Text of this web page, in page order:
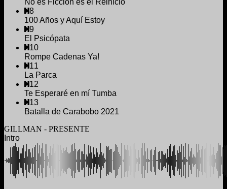
No es Ficción es el Reinicio
8
100 Años y Aquí Estoy
9
El Psicópata
10
Rompe Cadenas Ya!
11
La Parca
12
Te Esperaré en mí Tumba
13
Batalla de Carabobo 2021
GILLMAN - PRESENTE
Intro